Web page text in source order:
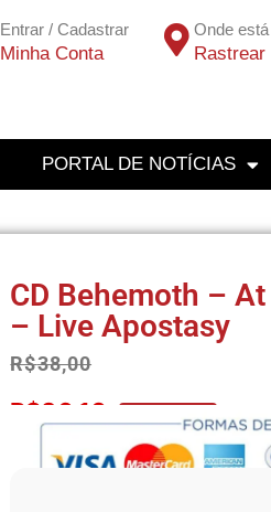
Entrar / Cadastrar
Minha Conta
Onde
Rastrear
PORTAL DE NOTÍCIAS
CD Behemoth –
– Live Apostasy
R$38,00
R$36,10